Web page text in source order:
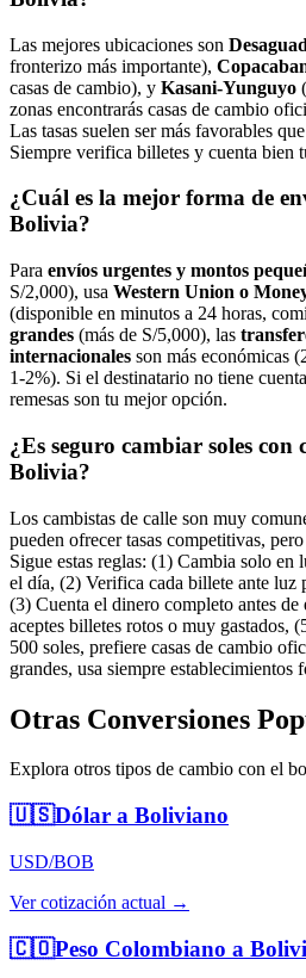
Las mejores ubicaciones son
fronterizo más importante),
casas de cambio), y Kasani-Yunguyo
zonas encontrarás casas de cambio
Las tasas suelen ser más favorables
Siempre verifica billetes y cuenta bien
¿Cuál es la mejor forma de
Bolivia?
Para envíos urgentes y montos
S/2,000), usa Western Union o
(disponible en minutos a 24 horas,
grandes (más de S/5,000), las
internacionales son más económicas
1-2%). Si el destinatario no tiene
remesas son tu mejor opción.
¿Es seguro cambiar soles con
Bolivia?
Los cambistas de calle son muy
pueden ofrecer tasas competitivas,
Sigue estas reglas: (1) Cambia solo en
el día, (2) Verifica cada billete ante luz
(3) Cuenta el dinero completo antes
aceptes billetes rotos o muy gastados,
500 soles, prefiere casas de cambio
grandes, usa siempre establecimientos
Otras Conversiones
Explora otros tipos de cambio con el
🇺🇸Dólar a Boliviano
USD/BOB
Ver cotización actual →
🇨🇴Peso Colombiano a